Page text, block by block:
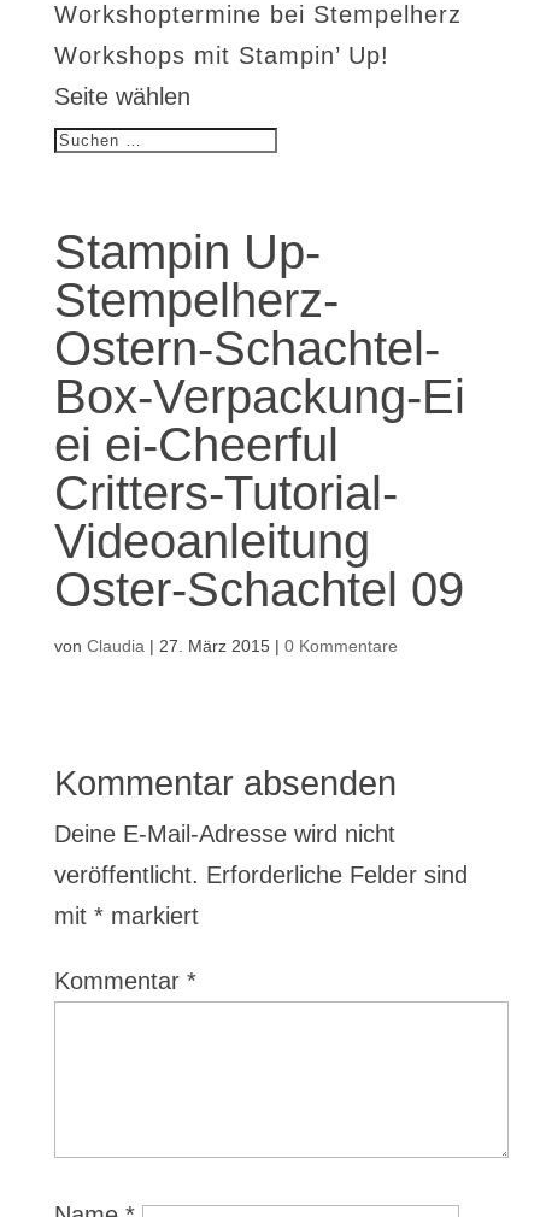
Workshoptermine bei Stempelherz
Workshops mit Stampin’ Up!
Seite wählen
Stampin Up-
Stempelherz-
Ostern-Schachtel-
Box-Verpackung-Ei
ei ei-Cheerful
Critters-Tutorial-
Videoanleitung
Oster-Schachtel 09
von Claudia | 27. März 2015| 0 Kommentare
Kommentar absenden
Deine E-Mail-Adresse wird nicht
veröffentlicht. Erforderliche Felder sind
mit *markiert
Kommentar *